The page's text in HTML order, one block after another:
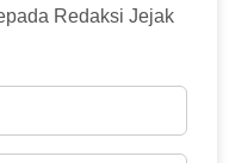
Redaksi Jejak